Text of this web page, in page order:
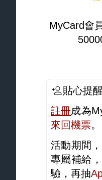
MyCard會
貼心提醒
註冊成為
來回機票。
活動期間，
專屬補給
驗，再抽